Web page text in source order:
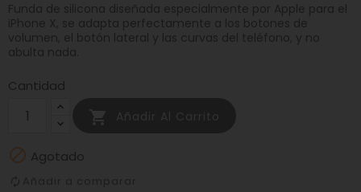
Funda de silicona diseñada especialmente por Apple para el
iPhone X, se adapta perfectamente a los botones de
volumen, el botón lateral y las curvas del teléfono, y no
abulta nada.
Cantidad
 Agotado